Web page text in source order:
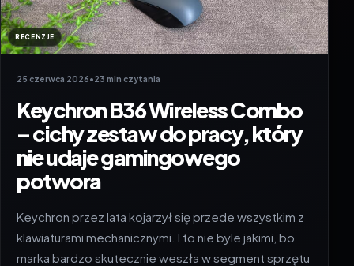
RECENZJE
25 czerwca 2026•23 min czytania
Keychron B36 Wireless Combo
– cichy zestaw do pracy, który
nie udaje gamingowego
potwora
Keychron przez lata kojarzył się przede wszystkim z
klawiaturami mechanicznymi. I to nie byle jakimi, bo
marka bardzo skutecznie weszła w segment sprzętu